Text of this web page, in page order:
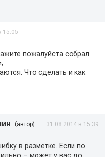
15:05
пожалуйста собрал
Что сделать и как
(автор) 31.08.2014 в 15:39
в разметке. Если по
– может у вас до